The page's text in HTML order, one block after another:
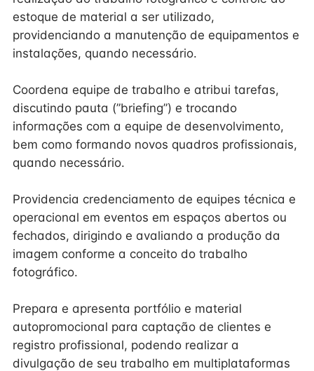
estoque de material a ser utilizado,
providenciando a manutenção de equipamentos e
instalações, quando necessário.
Coordena equipe de trabalho e atribui tarefas,
discutindo pauta (”briefing”) e trocando
informações com a equipe de desenvolvimento,
bem como formando novos quadros profissionais,
quando necessário.
Providencia credenciamento de equipes técnica e
operacional em eventos em espaços abertos ou
fechados, dirigindo e avaliando a produção da
imagem conforme a conceito do trabalho
fotográfico.
Prepara e apresenta portfólio e material
autopromocional para captação de clientes e
registro profissional, podendo realizar a
divulgação de seu trabalho em multiplataformas